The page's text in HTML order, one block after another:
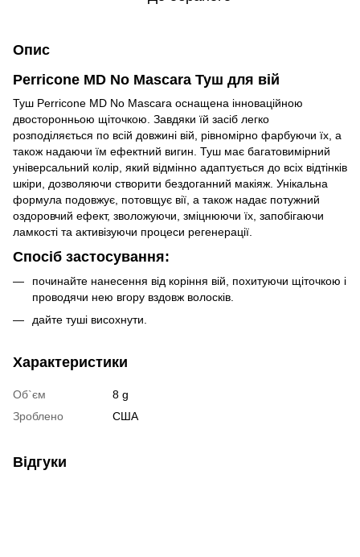
Опис
Perricone MD No Mascara Туш для вій
Туш Perricone MD No Mascara оснащена інноваційною
двосторонньою щіточкою. Завдяки їй засіб легко
розподіляється по всій довжині вій, рівномірно фарбуючи їх, а
також надаючи їм ефектний вигин. Туш має багатовимірний
універсальний колір, який відмінно адаптується до всіх відтінків
шкіри, дозволяючи створити бездоганний макіяж. Унікальна
формула подовжує, потовщує вії, а також надає потужний
оздоровчий ефект, зволожуючи, зміцнюючи їх, запобігаючи
ламкості та активізуючи процеси регенерації.
Спосіб застосування:
починайте нанесення від коріння вій, похитуючи щіточкою і
проводячи нею вгору вздовж волосків.
дайте туші висохнути.
Характеристики
Об`єм
8 g
Зроблено
США
Відгуки